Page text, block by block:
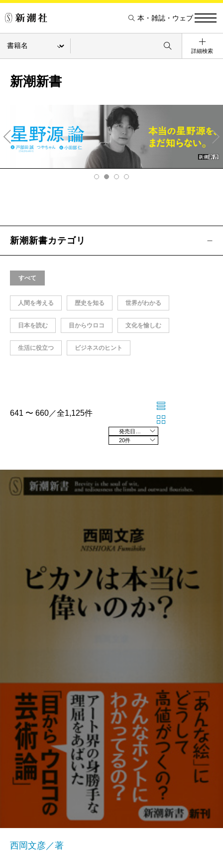
本・雑誌・ウェブ
詳細検索
新潮新書
v
Ne
xt
新潮新書カテゴリ
すべて
人間を考える 歴史を知る 世界がわかる
日本を読む 目からウロコ 文化を愉しむ
生活に役立つ ビジネスのヒント
641 〜 660／全1,125件
20件
西岡文彦／著